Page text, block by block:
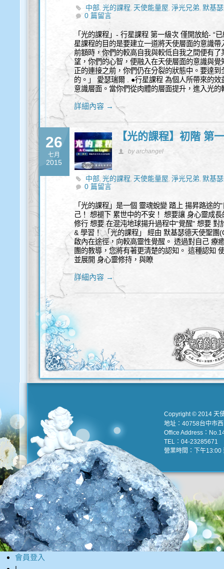
中部,光的課程, 天使能量屋,淨光兄弟,默基
0 篇留言
「光的課程」- 行星課程 第一級次 僅開放給- “
星課程的目的是要建立一道將天使層面的意識
前額時，你們的較高自我與較低自我之間便有
望，你們的心智，便融入在天使層面的意識與
正的連接之前，你們仍在分裂的狀態中。要達
的。」 愛瑟瑞爾 . ●行星課程 為個人所帶來的
意識層面。當你們從肉體的層面提升，進入光
詳細內容 →
26
七月
2015
【光的課程】初階 第
by archangel
中部,光的課程, 天使能量屋,淨光兄弟, 默基
0 篇留言
「光的課程」是一個 靈魂蛻變 踏上 揚昇路途
己！ 想褪下 累世中的不安！ 想要讓 身心靈成
修行 想要 在混沌地球揚升過程中"覺醒" 想要
& 學習！ 「光的課程」 經由 默基瑟德天使聖
啟內在途徑，向較高靈性覺醒。 透過對自己 療
團的教導，您將有著更清楚的認知。 這種認知
並展開 身心靈修持，與瞭
詳細內容 →
Copyright © 2014 天
地址：40758台中市
Office Address：
TEL：04-23285671
營業時間：下午13:00
會員登入